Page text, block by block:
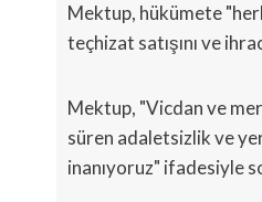
Mektup, hükümete
teçhizat satışını ve
Mektup, "Vicdan ve
süren adaletsizlik ve
inanıyoruz" ifadesiyle